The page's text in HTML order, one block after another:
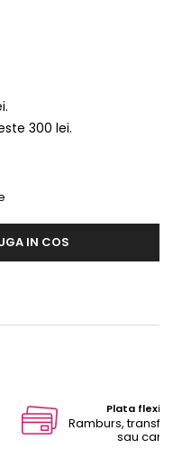
300 lei.
IN COS
Plata
Ramburs,
sau card